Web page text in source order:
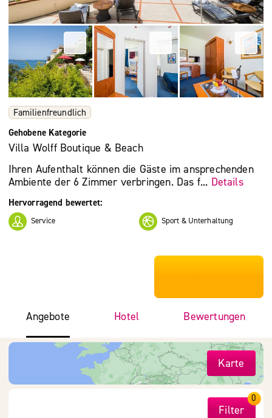
Familienfreundlich
Gehobene Kategorie
Villa Wolff Boutique & Beach
Ihren Aufenthalt können die Gäste im ansprechenden
Ambiente der 6 Zimmer verbringen. Das f... Details
Hervorragend bewertet:
Service Sport & Unterhaltung
***************
Angebote Hotel Bewertungen
Karte
Filter
0